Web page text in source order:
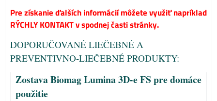
Pre získanie ďalších informácií môžete využiť napríklad
RÝCHLY KONTAKT v spodnej časti stránky.
DOPORUČOVANÉ LIEČEBNÉ A
PREVENTIVNO-LIEČEBNÉ PRODUKTY:
Zostava Biomag Lumina 3D-e FS pre domáce
použitie